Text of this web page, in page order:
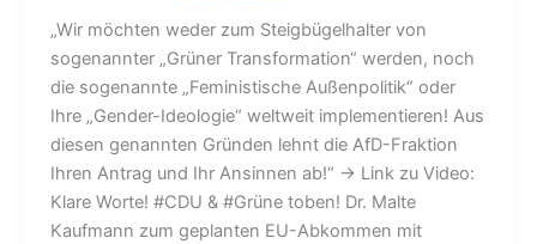
„Wir möchten weder zum Steigbügelhalter von
sogenannter „Grüner Transformation“ werden, noch
die sogenannte „Feministische Außenpolitik“ oder
Ihre „Gender-Ideologie“ weltweit implementieren! Aus
diesen genannten Gründen lehnt die AfD-Fraktion
Ihren Antrag und Ihr Ansinnen ab!“ → Link zu Video:
Klare Worte! #CDU & #Grüne toben! Dr. Malte
Kaufmann zum geplanten EU-Abkommen mit